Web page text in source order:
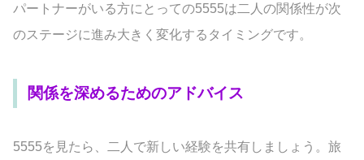
パートナーがいる方にとっての5555は二人の関係性が次
のステージに進み大きく変化するタイミングです。
関係を深めるためのアドバイス
5555を見たら、二人で新しい経験を共有しましょう。旅